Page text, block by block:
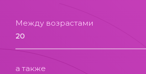
Между возрастами
а также